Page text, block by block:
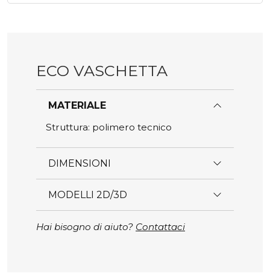
ECO VASCHETTA
MATERIALE
Struttura: polimero tecnico
DIMENSIONI
MODELLI 2D/3D
Hai bisogno di aiuto? Contattaci